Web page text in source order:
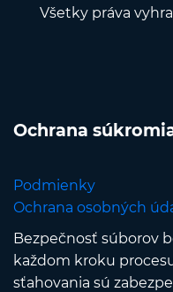
Všetky práva
Ochrana
Podmienky
Ochrana osobných
Bezpečnosť súborov
každom kroku
sťahovania sú